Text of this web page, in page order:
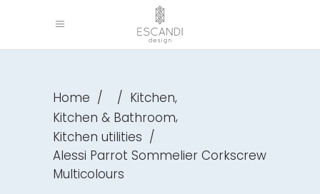
Home / / Kitchen,
Kitchen & Bathroom,
Kitchen utilities /
Alessi Parrot Sommelier Corkscrew
Multicolours